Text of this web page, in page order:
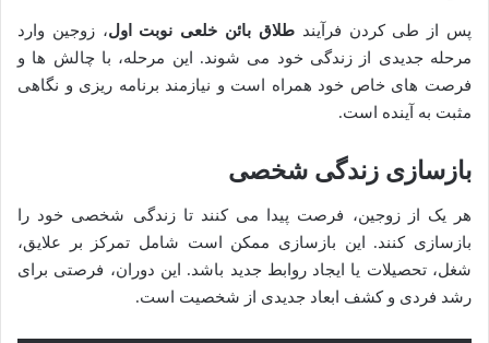
پس از طی کردن فرآیندطلاق بائن خلعی نوبت اول، زوجین وارد
مرحله جدیدی از زندگی خود می شوند. این مرحله، با چالش ها و
فرصت های خاص خود همراه است و نیازمند برنامه ریزی و نگاهی
مثبت به آینده است.
بازسازی زندگی شخصی
هر یک از زوجین، فرصت پیدا می کنند تا زندگی شخصی خود را
بازسازی کنند. این بازسازی ممکن است شامل تمرکز بر علایق،
شغل، تحصیلات یا ایجاد روابط جدید باشد. این دوران، فرصتی برای
رشد فردی و کشف ابعاد جدیدی از شخصیت است.